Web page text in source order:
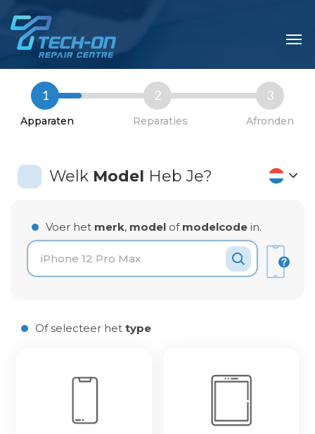
1
Apparaten
2
Reparaties
3
Afronden
Welk Model Heb Je?
Voer het merk, model of modelcode in.
Of selecteer het type